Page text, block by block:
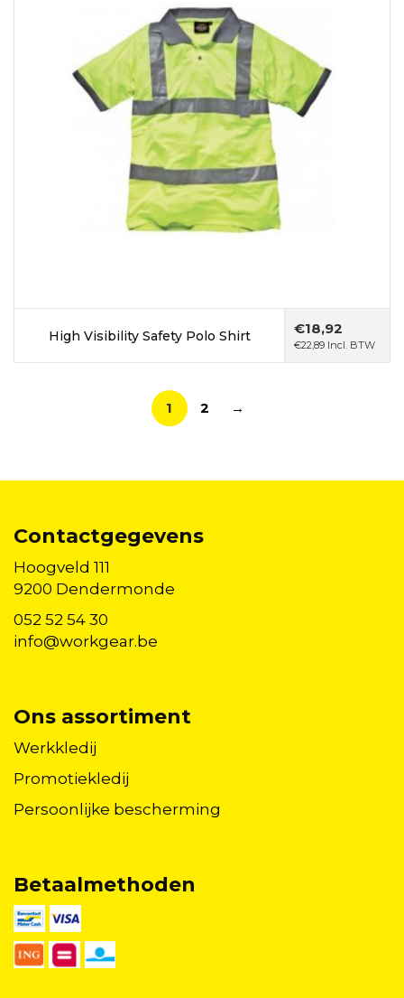
High Visibility Safety Polo Shirt €18,92
€22,89 Incl. BTW
1 2 →
Contactgegevens
Hoogveld 111
9200 Dendermonde
052 52 54 30
info@workgear.be
Ons assortiment
Werkkledij
Promotiekledij
Persoonlijke bescherming
Betaalmethoden